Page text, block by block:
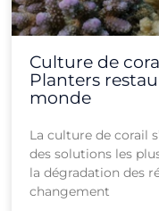
Culture de
Planters
monde
La culture de corail
des solutions les
la dégradation des
changement